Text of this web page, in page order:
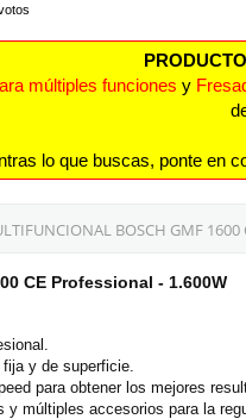
múltiples funciones y
lo que buscas, ponte en
BOSCH GMF 1600
CE Professional - 1.600W
y de superficie.
para obtener los mejores
múltiples accesorios para la